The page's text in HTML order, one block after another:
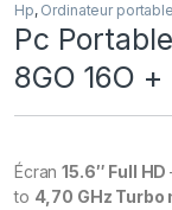
Hp, Ordinateur portable
Pc
8GO 16O +
Écran15.6″ Full HD
to 4,70 GHz Turbo